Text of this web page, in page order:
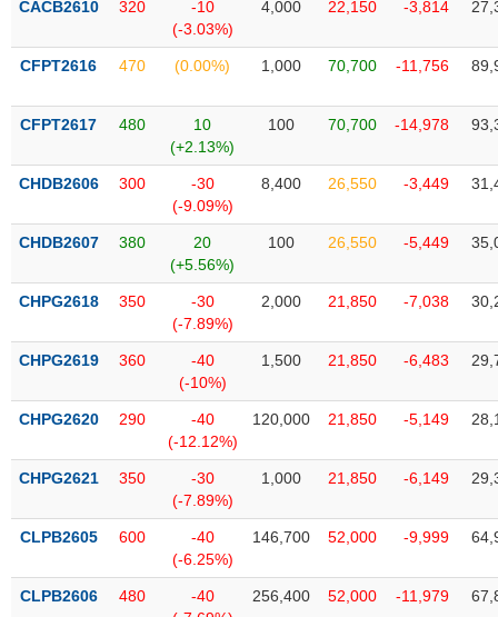
Tâm
thị
trường
CACB2610 320
-10
(-3.03%)
4,000 22,150 -3,814
CFPT2616 470 (0.00%) 1,000 70,700 -11,756
CFPT2617 480
10
(+2.13%)
100 70,700 -14,978
CHDB2606 300
-30
(-9.09%)
8,400 26,550 -3,449
CHDB2607 380
20
(+5.56%)
100 26,550 -5,449
CHPG2618 350
-30
(-7.89%)
2,000 21,850 -7,038
CHPG2619 360
-40
(-10%)
1,500 21,850 -6,483
CHPG2620 290
-40
(-12.12%)
120,000 21,850 -5,149
CHPG2621 350
-30
(-7.89%)
1,000 21,850 -6,149
CLPB2605 600
-40
(-6.25%)
146,700 52,000 -9,999
CLPB2606 480
-40
256,400 52,000 -11,979
DÙNG
THIẾT
YẾU
TIÊU
THIẾT
YẾU
CHĂM
SỨC